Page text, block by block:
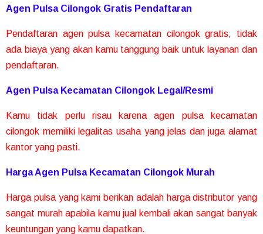
Agen Pulsa Cilongok Gratis Pendaftaran
Pendaftaran agen pulsa kecamatan cilongok gratis, tidak
ada biaya yang akan kamu tanggung baik untuk layanan dan
pendaftaran.
Agen Pulsa Kecamatan Cilongok Legal/Resmi
Kamu tidak perlu risau karena agen pulsa kecamatan
cilongok memiliki legalitas usaha yang jelas dan juga alamat
kantor yang pasti.
Harga Agen Pulsa Kecamatan Cilongok Murah
Harga pulsa yang kami berikan adalah harga distributor yang
sangat murah apabila kamu jual kembali akan sangat banyak
keuntungan yang kamu dapatkan.